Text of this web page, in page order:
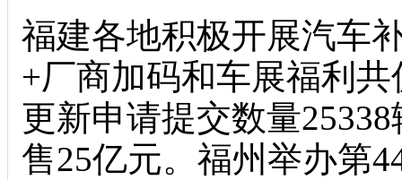
福建各地积极开展汽车
+厂商加码和车展福利
更新申请提交数量
售25亿元。福州举办第